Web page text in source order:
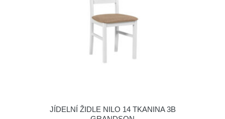
JÍDELNÍ ŽIDLE NILO 14 TKANINA 3B